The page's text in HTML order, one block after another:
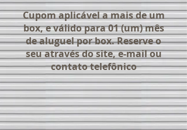
Cupom aplicável a mais de um
box, e válido para 01 (um) mês
de aluguel por box. Reserve o
seu através do site, e-mail ou
contato telefônico